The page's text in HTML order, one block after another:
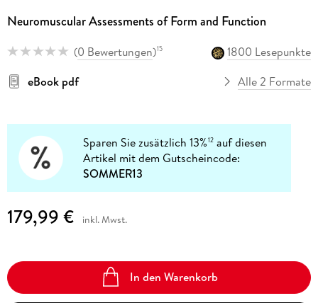
Neuromuscular Assessments of Form and Function
(0 Bewertungen)15
1800 Lesepunkte
eBook pdf
Alle 2 Formate
Sparen Sie zusätzlich 13%12 auf diesen
Artikel mit dem Gutscheincode:
SOMMER13
179,99 € inkl. Mwst.
In den Warenkorb